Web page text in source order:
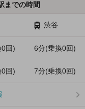
までの時間
渋谷
回) 6分(乗換0回)
回) 7分(乗換0回)